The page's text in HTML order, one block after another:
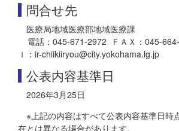
問合せ先
医療局地域医療部地域医療課
電話：045-671-2972 ＦＡＸ：045-
ｌ：ir-chiikiiryou@city.yokohama.lg.jp
公表内容基準日
2026年3月25日
※上記の内容はすべて公表内容基準日時
在とは異なる場合があります。